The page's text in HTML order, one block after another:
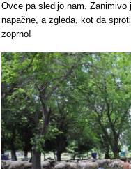
Ovce pa sledijo nam.
napačne, a zgleda, kot da
zoprno!